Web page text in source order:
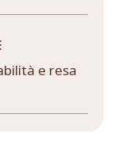
e resa